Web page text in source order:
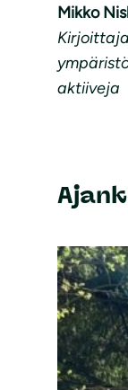
Mikko
aktiiveja